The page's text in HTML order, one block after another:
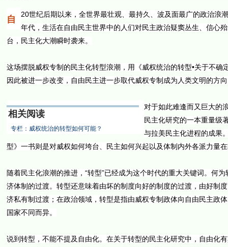
自
20世纪后期以来，全世界最壮观、最持久、波及面最广的政治浪
年代，生活在自由民主世界中的人们对民主政治疑窦丛生、信心
台，民主化大潮瞬时袭来。
这场摆脱威权专制的民主化转型浪潮，用《威权统治的转型•关于不
因此被进一步改变，自由民主进一步取代威权专制成为人类文明的方
相关阅读
专栏：威权统治的转型如何可能？
对于如此难逢而又巨大的
民主化研究的一本重量级
与拉美民主化进程的成果
型》一书则是对威权如何垮台、民主如何兴起以及体制内外各派力量
随着民主化浪潮的推进，“转型”已经成为这个时代的重大关键词。何
济体制的过渡。转型还意味着由坏的制度向好的制度的过渡，由好制
济私有制过渡；在政治领域，转型是指由威权专制政体向自由民主政
国家不同而异。
说到转型，不能不提及自由化。在关于转型的民主化研究中，自由化